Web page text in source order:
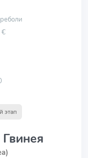
€
этап